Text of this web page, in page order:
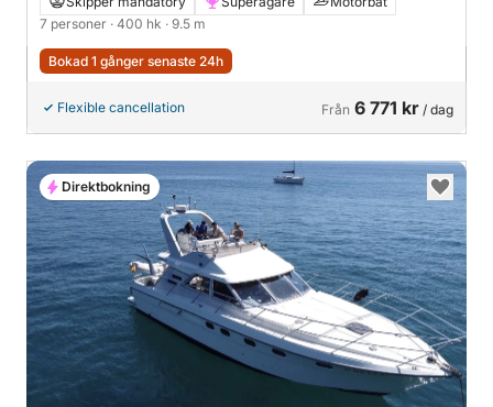
7 personer · 400 hk · 9.5 m
Bokad 1 gånger senaste 24h
Flexible cancellation Från 6 771 kr / dag
Direktbokning